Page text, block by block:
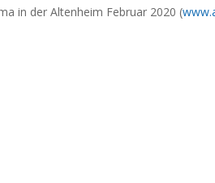
in der Altenheim Februar 2020 (